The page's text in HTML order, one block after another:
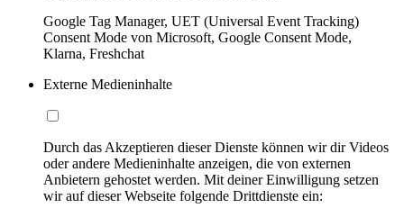
Google Tag Manager, UET (Universal Event Tracking)
Consent Mode von Microsoft, Google Consent Mode,
Klarna, Freshchat
Externe Medieninhalte
Durch das Akzeptieren dieser Dienste können wir dir Videos
oder andere Medieninhalte anzeigen, die von externen
Anbietern gehostet werden. Mit deiner Einwilligung setzen
wir auf dieser Webseite folgende Drittdienste ein: